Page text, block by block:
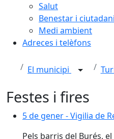
Salut
Benestar i
Medi ambient
Adreces i telèfons
El municipi
Festes i fires
5 de gener - Vigilia de
5 de gener - Vigilia de
Pels barris del Burés,